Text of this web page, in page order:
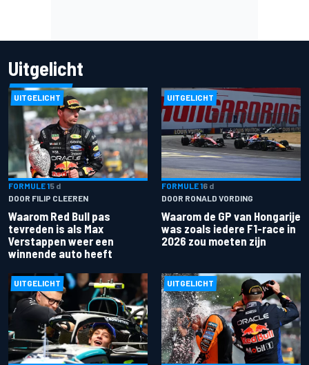
Uitgelicht
UITGELICHT
FORMULE 15 d
DOOR FILIP CLEEREN
Waarom Red Bull pas
tevreden is als Max
Verstappen weer een
winnende auto heeft
UITGELICHT
FORMULE 16 d
DOOR RONALD VORDING
Waarom de GP van Hongarije
was zoals iedere F1-race in
2026 zou moeten zijn
UITGELICHT UITGELICHT